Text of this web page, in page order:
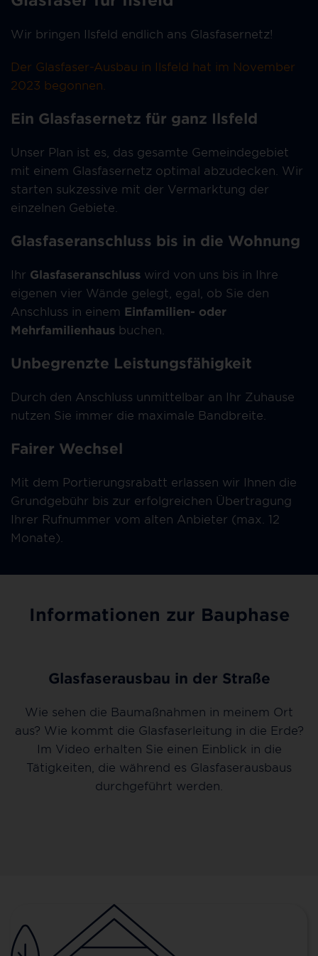
Wir bringen Ilsfeld endlich ans Glasfasernetz!
Der Glasfaser-Ausbau in Ilsfeld hat im November
2023 begonnen.
Ein Glasfasernetz für ganz Ilsfeld
Unser Plan ist es, das gesamte Gemeindegebiet
mit einem Glasfasernetz optimal abzudecken. Wir
starten sukzessive mit der Vermarktung der
einzelnen Gebiete.
Glasfaseranschluss bis in die Wohnung
Ihr Glasfaseranschluss wird von uns bis in Ihre
eigenen vier Wände gelegt, egal, ob Sie den
Anschluss in einem Einfamilien- oder
Mehrfamilienhaus buchen.
Unbegrenzte Leistungsfähigkeit
Durch den Anschluss unmittelbar an Ihr Zuhause
nutzen Sie immer die maximale Bandbreite.
Fairer Wechsel
Mit dem Portierungsrabatt erlassen wir Ihnen die
Grundgebühr bis zur erfolgreichen Übertragung
Ihrer Rufnummer vom alten Anbieter (max. 12
Monate).
Informationen zur Bauphase
Glasfaserausbau in der Straße
Wie sehen die Baumaßnahmen in meinem Ort
aus? Wie kommt die Glasfaserleitung in die Erde?
Im Video erhalten Sie einen Einblick in die
Tätigkeiten, die während es Glasfaserausbaus
durchgeführt werden.